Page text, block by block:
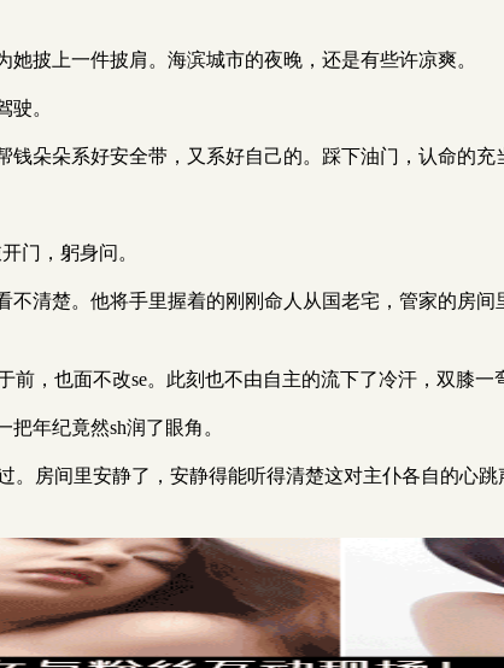
披上一件披肩。海滨城市的夜晚，还是有些许凉爽。
驶。
朵朵系好安全带，又系好自己的。踩下油门，认命的充
门，躬身问。
清楚。他将手里握着的刚刚命人从国老宅，管家的房
，也面不改se。此刻也不由自主的流下了冷汗，双膝一
年纪竟然sh润了眼角。
房间里安静了，安静得能听得清楚这对主仆各自的心跳